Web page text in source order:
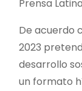
Prensa
De acuerdo
2023
desarrollo
un formato